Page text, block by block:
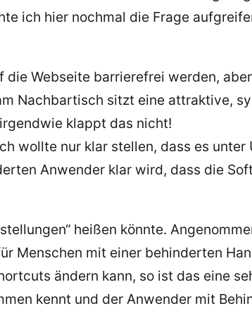
ich hier nochmal die Frage
Webseite barrierefrei werden,
Nachbartisch sitzt eine attraktive,
klappt das nicht!
wollte nur klar stellen, dass es
Anwender klar wird, dass die
heißen könnte.
Menschen mit einer behinderten
ändern kann, so ist das eine
kennt und der Anwender mit